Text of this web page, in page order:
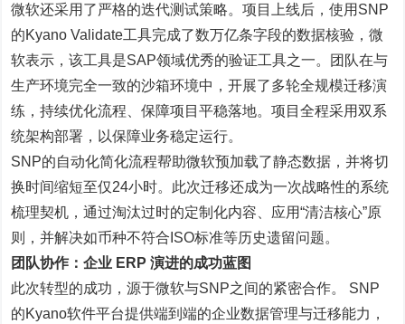
微软还采用了严格的迭代测试策略。项目上线后，使用SNP
的Kyano Validate工具完成了数万亿条字段的数据核验，微
软表示，该工具是SAP领域优秀的验证工具之一。团队在与
生产环境完全一致的沙箱环境中，开展了多轮全规模迁移演
练，持续优化流程、保障项目平稳落地。项目全程采用双系
统架构部署，以保障业务稳定运行。
SNP的自动化简化流程帮助微软预加载了静态数据，并将切
换时间缩短至仅24小时。此次迁移还成为一次战略性的系统
梳理契机，通过淘汰过时的定制化内容、应用“清洁核心”原
则，并解决如币种不符合ISO标准等历史遗留问题。
团队协作：企业 ERP 演进的成功蓝图
此次转型的成功，源于微软与SNP之间的紧密合作。 SNP
的Kyano软件平台提供端到端的企业数据管理与迁移能力，